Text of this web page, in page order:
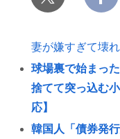
妻が嫌すぎて壊
球場裏で始まっ
捨てて突っ込む
応】
韓国人「債券発